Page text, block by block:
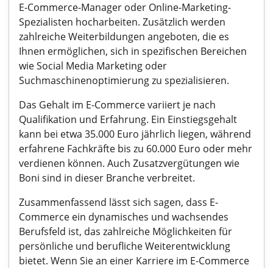
E-Commerce-Manager oder Online-Marketing-
Spezialisten hocharbeiten. Zusätzlich werden
zahlreiche Weiterbildungen angeboten, die es
Ihnen ermöglichen, sich in spezifischen Bereichen
wie Social Media Marketing oder
Suchmaschinenoptimierung zu spezialisieren.
Das Gehalt im E-Commerce variiert je nach
Qualifikation und Erfahrung. Ein Einstiegsgehalt
kann bei etwa 35.000 Euro jährlich liegen, während
erfahrene Fachkräfte bis zu 60.000 Euro oder mehr
verdienen können. Auch Zusatzvergütungen wie
Boni sind in dieser Branche verbreitet.
Zusammenfassend lässt sich sagen, dass E-
Commerce ein dynamisches und wachsendes
Berufsfeld ist, das zahlreiche Möglichkeiten für
persönliche und berufliche Weiterentwicklung
bietet. Wenn Sie an einer Karriere im E-Commerce